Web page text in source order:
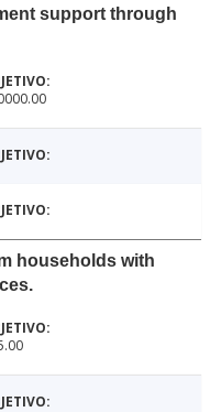
support through
households with